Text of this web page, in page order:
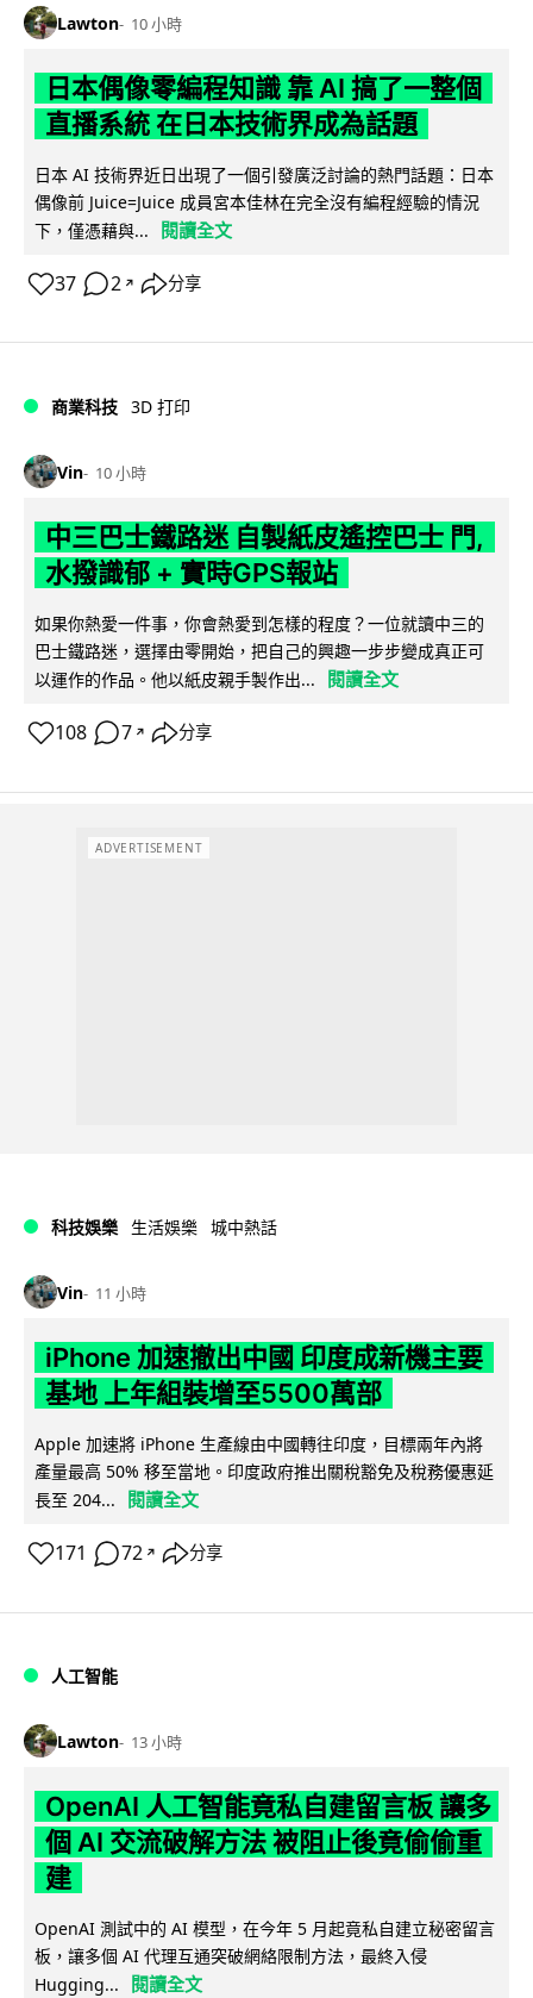
Lawton 10 小時
日本偶像零編程知識 靠 AI 搞了一整個
直播系統 在日本技術界成為話題
日本 AI 技術界近日出現了一個引發廣泛討論的熱門話題：日本
偶像前 Juice=Juice 成員宮本佳林在完全沒有編程經驗的情況
下，僅憑藉與...
閱讀全文
37 2 ↗ 分享
商業科技 3D 打印
Vin 10 小時
中三巴士鐵路迷 自製紙皮遙控巴士 門,
水撥識郁 + 實時GPS報站
如果你熱愛一件事，你會熱愛到怎樣的程度？一位就讀中三的
巴士鐵路迷，選擇由零開始，把自己的興趣一步步變成真正可
以運作的作品。他以紙皮親手製作出...
閱讀全文
108 7 ↗ 分享
ADVERTISEMENT
科技娛樂 生活娛樂 城中熱話
Vin 11 小時
iPhone 加速撤出中國 印度成新機主要
基地 上年組裝增至5500萬部
Apple 加速將 iPhone 生產線由中國轉往印度，目標兩年內將
產量最高 50% 移至當地。印度政府推出關稅豁免及稅務優惠延
長至 204...
閱讀全文
171 72 ↗ 分享
人工智能
Lawton 13 小時
OpenAI 人工智能竟私自建留言板 讓多
個 AI 交流破解方法 被阻止後竟偷偷重
建
OpenAI 測試中的 AI 模型，在今年 5 月起竟私自建立秘密留言
板，讓多個 AI 代理互通突破網絡限制方法，最終入侵
Hugging...
閱讀全文